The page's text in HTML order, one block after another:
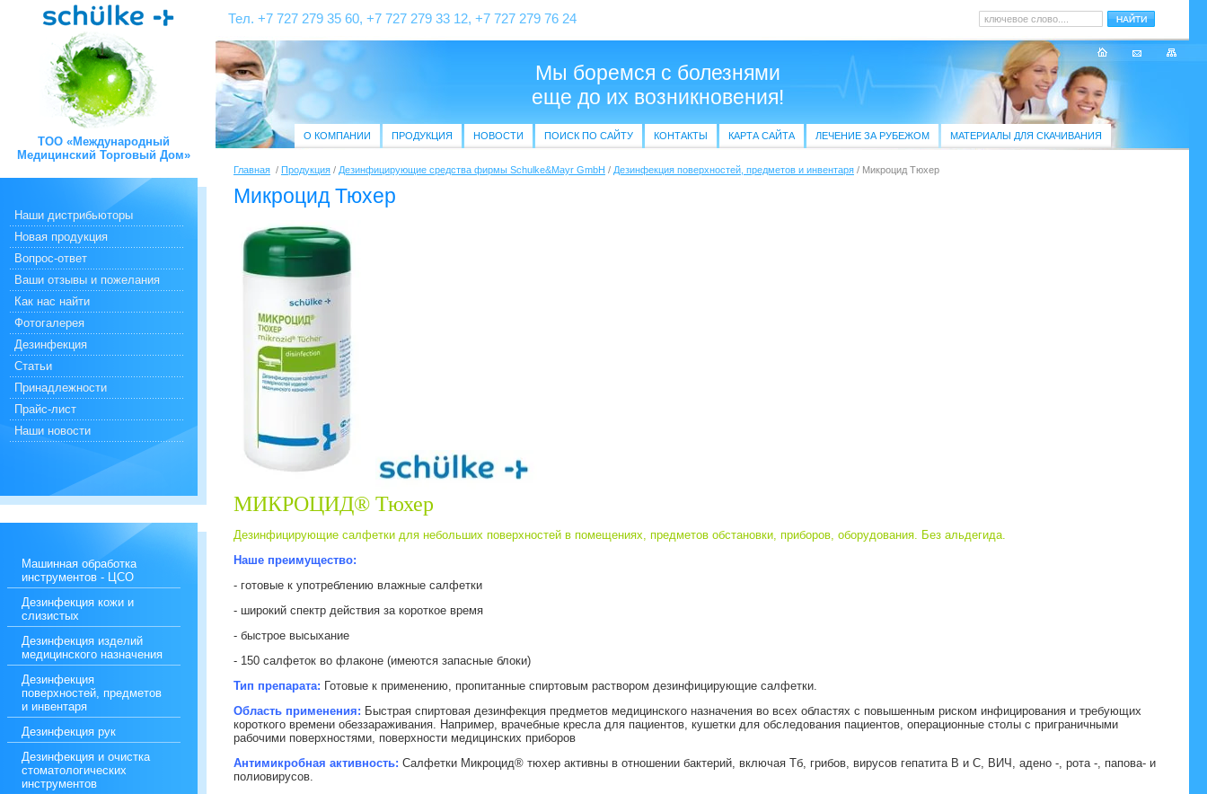
ТОО «Международный
Медицинский Торговый Дом»
Наши дистрибьюторы
Новая продукция
Вопрос-ответ
Ваши отзывы и пожелания
Как нас найти
Фотогалерея
Дезинфекция
Статьи
Принадлежности
Прайс-лист
Наши новости
Машинная обработка
инструментов - ЦСО
Дезинфекция кожи и
слизистых
Дезинфекция изделий
медицинского назначения
Дезинфекция
поверхностей, предметов
и инвентаря
Дезинфекция рук
Дезинфекция и очистка
стоматологических
инструментов
Тел. +7 727 279 35 60, +7 727 279 33 12, +7 727 279 76 24
Мы боремся с болезнями
еще до их возникновения!
О КОМПАНИИ ПРОДУКЦИЯ НОВОСТИ ПОИСК ПО САЙТУ КОНТАКТЫ КАРТА САЙТА ЛЕЧЕНИЕ ЗА РУБЕЖОМ МАТЕРИАЛЫ ДЛЯ СКАЧИВАНИЯ
Главная / Продукция / Дезинфицирующие средства фирмы Schulke&Mayr GmbH / Дезинфекция поверхностей, предметов и инвентаря / Микроцид Тюхер
Микроцид Тюхер
МИКРОЦИД® Тюхер
Дезинфицирующие салфетки для небольших поверхностей в помещениях, предметов обстановки, приборов, оборудования. Без альдегида.
Наше преимущество:
- готовые к употреблению влажные салфетки
- широкий спектр действия за короткое время
- быстрое высыхание
- 150 салфеток во флаконе (имеются запасные блоки)
Тип препарата: Готовые к применению, пропитанные спиртовым раствором дезинфицирующие салфетки.
Область применения: Быстрая спиртовая дезинфекция предметов медицинского назначения во всех областях с повышенным риском инфицирования и требующих
короткого времени обеззараживания. Например, врачебные кресла для пациентов, кушетки для обследования пациентов, операционные столы с приграничными
рабочими поверхностями, поверхности медицинских приборов
Антимикробная активность: Салфетки Микроцид® тюхер активны в отношении бактерий, включая Тб, грибов, вирусов гепатита В и С, ВИЧ, адено -, рота -, папова- и
полиовирусов.